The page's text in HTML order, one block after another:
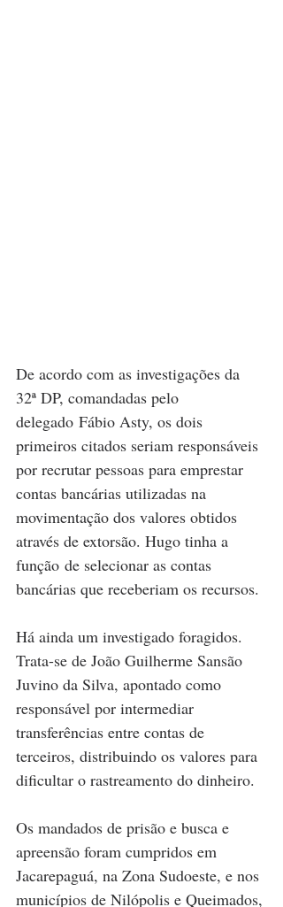
De acordo com as investigações da
32ª DP, comandadas pelo
delegado Fábio Asty, os dois
primeiros citados seriam responsáveis
por recrutar pessoas para emprestar
contas bancárias utilizadas na
movimentação dos valores obtidos
através de extorsão. Hugo tinha a
função de selecionar as contas
bancárias que receberiam os recursos.
Há ainda um investigado foragidos.
Trata-se de João Guilherme Sansão
Juvino da Silva, apontado como
responsável por intermediar
transferências entre contas de
terceiros, distribuindo os valores para
dificultar o rastreamento do dinheiro.
Os mandados de prisão e busca e
apreensão foram cumpridos em
Jacarepaguá, na Zona Sudoeste, e nos
municípios de Nilópolis e Queimados,